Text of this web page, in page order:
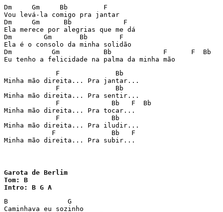
Dm     Gm     Bb         F
Vou levá-la comigo pra jantar
Dm     Gm      Bb             F
Ela merece por alegrias que me dá
Dm        Gm       Bb        F
Ela é o consolo da minha solidão
Dm          Gm           Bb             F      F  Bb
Eu tenho a felicidade na palma da minha mão
             F              Bb
Minha mão direita... Pra jantar...
             F              Bb
Minha mão direita... Pra sentir...
             F             Bb   F  Bb
Minha mão direita... Pra tocar...
             F             Bb
Minha mão direita... Pra iludir...
            F              Bb   F
Minha mão direita... Pra subir...
Garota de Berlim
Tom: B
Intro: B G A
B               G
Caminhava eu sozinho